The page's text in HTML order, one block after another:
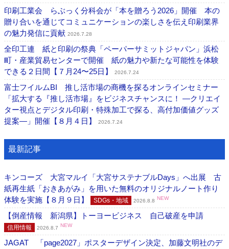
印刷工業会 らぶっく分科会が「本を贈ろう2026」開催 本の
贈り合いを通じてコミュニケーションの楽しさを伝え印刷業界
の魅力発信に貢献 2026.7.28
全印工連 紙と印刷の祭典「ペーパーサミットジャパン」浜松
町・産業貿易センターで開催 紙の魅力や新たな可能性を体験
できる２日間【７月24〜25日】
2026.7.24
富士フイルムBI 推し活市場の商機を探るオンラインセミナー
「拡大する『推し活市場』をビジネスチャンスに！ ―クリエイ
ター視点とデジタル印刷・特殊加工で探る、高付加価値グッズ
提案―」開催【８月４日】
2026.7.24
最新記事
キンコーズ 大宮マルイ「大宮サステナブルDays」へ出展 古
紙再生紙「おきあがみ」を用いた無料のオリジナルノート作り
体験を実施【８月９日】
SDGs・地域 2026.8.8 NEW
【倒産情報 新潟県】トーヨービジネス 自己破産を申請
信用情報 2026.8.7 NEW
JAGAT 「page2027」ポスターデザイン決定、加藤文明社のデ